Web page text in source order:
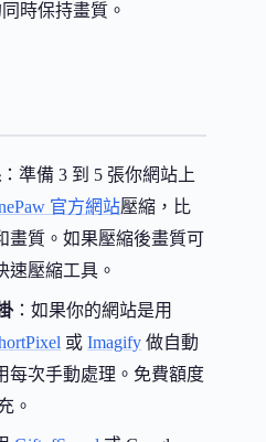
時保持畫質。
：準備 3 到 5 張你網站上
官方網站壓縮，比
質。如果壓縮後畫質可
速壓縮工具。
：如果你的網站是用
或 Imagify 做自動
每次手動處理。免費額度
。